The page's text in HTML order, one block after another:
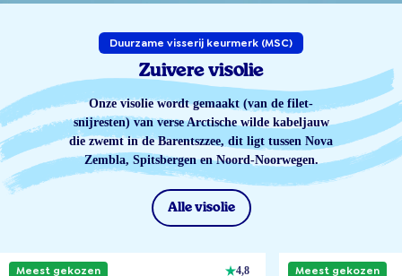
Duurzame visserij keurmerk (MSC)
Zuivere visolie
Onze visolie wordt gemaakt (van de filet-
snijresten) van verse Arctische wilde kabeljauw
die zwemt in de Barentszzee, dit ligt tussen Nova
Zembla, Spitsbergen en Noord-Noorwegen.
Alle visolie
Meest gekozen 4,8 Meest gekozen